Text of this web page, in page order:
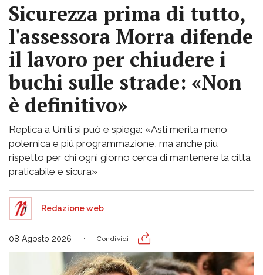
Sicurezza prima di tutto,
l'assessora Morra difende
il lavoro per chiudere i
buchi sulle strade: «Non
è definitivo»
Replica a Uniti si può e spiega: «Asti merita meno
polemica e più programmazione, ma anche più
rispetto per chi ogni giorno cerca di mantenere la città
praticabile e sicura»
Redazione web
08 Agosto 2026 Condividi